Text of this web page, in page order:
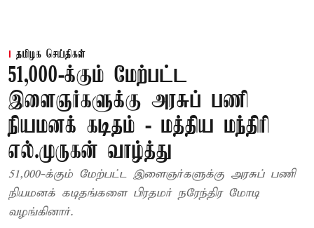
தமிழக செய்திகள்
51,000-க்கும் மேற்பட்ட
இளைஞர்களுக்கு அரசுப் பணி
நியமனக் கடிதம் - மத்திய மந்திரி
எல்.முருகன் வாழ்த்து
51,000-க்கும் மேற்பட்ட இளைஞர்களுக்கு அரசுப் பணி
நியமனக் கடிதங்களை பிரதமர் நரேந்திர மோடி
வழங்கினார்.